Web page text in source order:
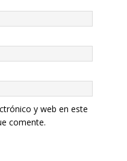
y web en este
comente.